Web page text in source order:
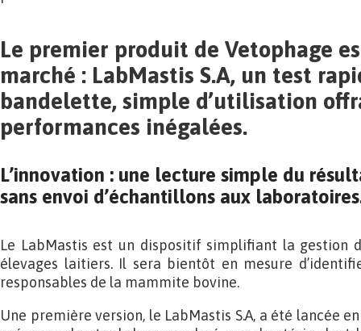
Le premier produit de Vetophage
marché : LabMastis S.A, un test
bandelette, simple d’utilisation
performances inégalées.
L’innovation : une lecture simple du
sans envoi d’échantillons aux
Le LabMastis est un dispositif simplifiant la gestion
élevages laitiers. Il sera bientôt en mesure
responsables de la mammite bovine.
Une première version, le LabMastis S.A, a été lancée